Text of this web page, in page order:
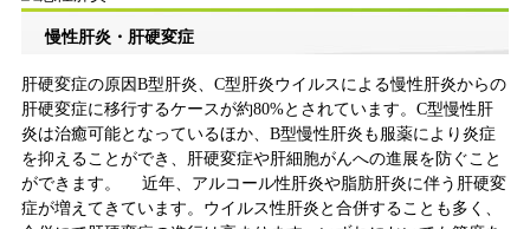
慢性肝炎・肝硬変症
肝硬変症の原因B型肝炎、C型肝炎ウイルスによる慢性肝炎からの
肝硬変症に移行するケースが約80%とされています。C型慢性肝
炎は治癒可能となっているほか、B型慢性肝炎も服薬により炎症
を抑えることができ、肝硬変症や肝細胞がんへの進展を防ぐこと
ができます。 近年、アルコール性肝炎や脂肪肝炎に伴う肝硬変
症が増えてきています。ウイルス性肝炎と合併することも多く、